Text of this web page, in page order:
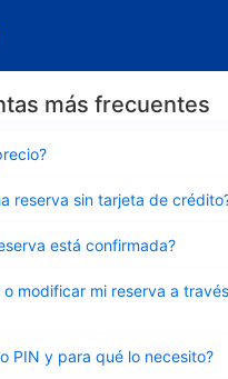
más frecuentes
reserva sin tarjeta de
está confirmada?
o modificar mi reserva a
PIN y para qué lo necesito?